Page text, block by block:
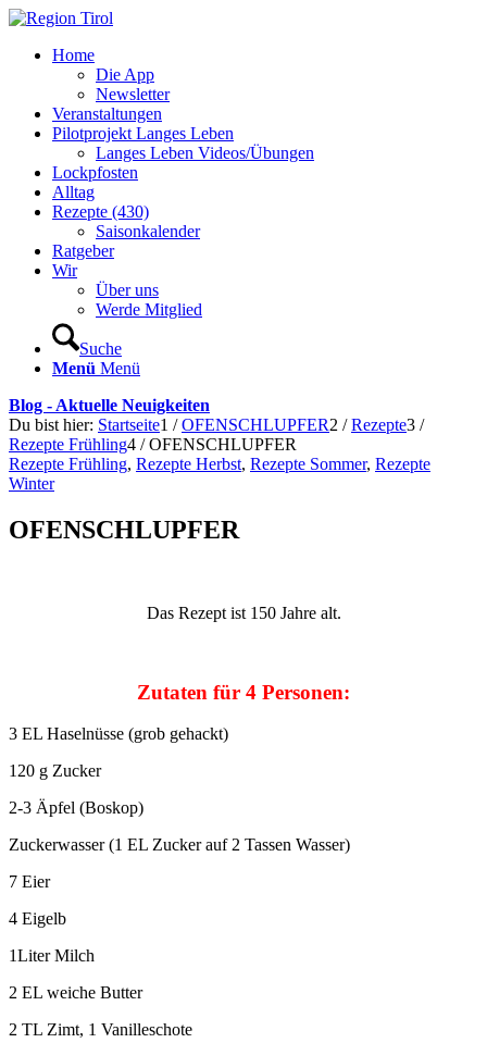
Home
Die App
Newsletter
Veranstaltungen
Pilotprojekt Langes Leben
Langes Leben Videos/Übungen
Lockpfosten
Alltag
Rezepte (430)
Saisonkalender
Ratgeber
Wir
Über uns
Werde Mitglied
Suche
Menü Menü
Blog - Aktuelle Neuigkeiten
Du bist hier: Startseite1 / OFENSCHLUPFER2 / Rezepte3 /
Rezepte Frühling4 / OFENSCHLUPFER
Rezepte Frühling, Rezepte Herbst, Rezepte Sommer, Rezepte
Winter
OFENSCHLUPFER
Das Rezept ist 150 Jahre alt.
Zutaten für 4 Personen:
3 EL Haselnüsse (grob gehackt)
120 g Zucker
2-3 Äpfel (Boskop)
Zuckerwasser (1 EL Zucker auf 2 Tassen Wasser)
7 Eier
4 Eigelb
1Liter Milch
2 EL weiche Butter
2 TL Zimt, 1 Vanilleschote